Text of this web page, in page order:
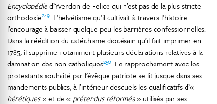
Encyclopédied’Yverdon de Felice qui n’est pas de la plus stricte
orthodoxie249. L’helvétisme qu’il cultivait à travers l’histoire
l’encourage à baisser quelque peu les barrières confessionnelles.
Dans la réédition du catéchisme diocésain qu’il fait imprimer en
1785, il supprime notamment plusieurs déclarations relatives à la
damnation des non catholiques250. Le rapprochement avec les
protestants souhaité par l’évêque patriote se lit jusque dans ses
mandements publics, à l’intérieur desquels les qualificatifs d’«
hérétiques» et de « prétendus réformés» utilisés par ses